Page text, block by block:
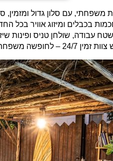
משפחתי, עם סלון גדול
חכמות בכבלים ומיזוג אוויר
ומלאת רגעים טובים.